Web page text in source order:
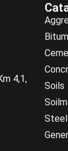
4,1,
Soils